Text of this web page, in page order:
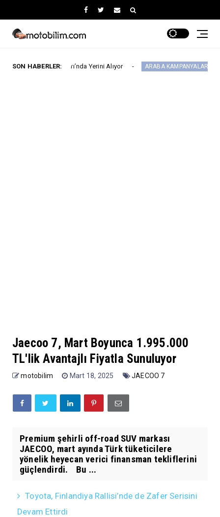
SON HABERLER:
Fuarı’nda Yerini Alıyor ARABA KAMPANYALARI MG 2.290.000
Jaecoo 7, Mart Boyunca 1.995.000
TL'lik Avantajlı Fiyatla Sunuluyor
motobilim Mart 18, 2025 JAECOO 7
Premium şehirli off-road SUV markası
JAECOO, mart ayında Türk tüketicilere
yönelik heyecan verici finansman tekliflerini
güçlendirdi. Bu ...
Toyota, Finlandiya Rallisi’nde de Zafer Serisini
Devam Ettirdi